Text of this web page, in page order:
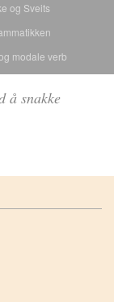
og Sveits
modale verb
å snakke